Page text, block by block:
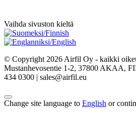
Vaihda sivuston kieltä
© Copyright 2026 Airfil Oy - kaikki
Mustanhevosentie 1-2, 37800 AKAA,
434 0300 | sales@airfil.eu
Change site language to English or